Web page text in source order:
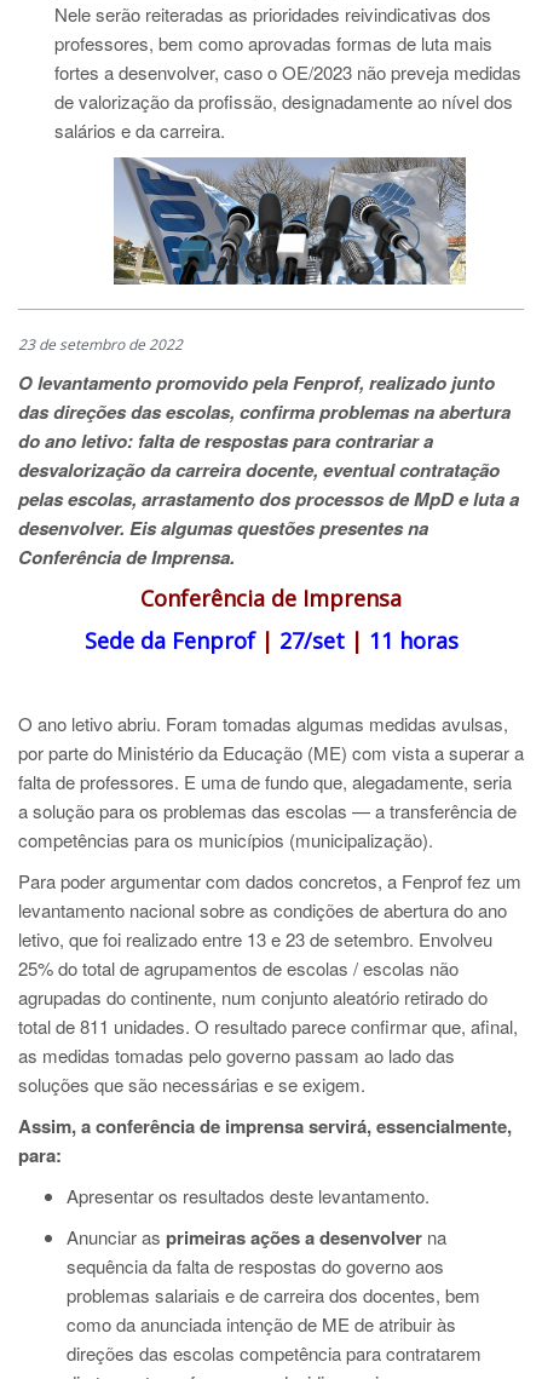
Nele serão reiteradas as prioridades reivindicativas dos
professores, bem como aprovadas formas de luta mais
fortes a desenvolver, caso o OE/2023 não preveja medidas
de valorização da profissão, designadamente ao nível dos
salários e da carreira.
23 de setembro de 2022
O levantamento promovido pela Fenprof, realizado junto
das direções das escolas, confirma problemas na abertura
do ano letivo: falta de respostas para contrariar a
desvalorização da carreira docente, eventual contratação
pelas escolas, arrastamento dos processos de MpD e luta a
desenvolver. Eis algumas questões presentes na
Conferência de Imprensa.
Conferência de Imprensa
Sede da Fenprof | 27/set| 11 horas
O ano letivo abriu. Foram tomadas algumas medidas avulsas,
por parte do Ministério da Educação (ME) com vista a superar a
falta de professores. E uma de fundo que, alegadamente, seria
a solução para os problemas das escolas — a transferência de
competências para os municípios (municipalização).
Para poder argumentar com dados concretos, a Fenprof fez um
levantamento nacional sobre as condições de abertura do ano
letivo, que foi realizado entre 13 e 23 de setembro. Envolveu
25% do total de agrupamentos de escolas / escolas não
agrupadas do continente, num conjunto aleatório retirado do
total de 811 unidades. O resultado parece confirmar que, afinal,
as medidas tomadas pelo governo passam ao lado das
soluções que são necessárias e se exigem.
Assim, a conferência de imprensa servirá, essencialmente,
para:
Apresentar os resultados deste levantamento.
Anunciar as primeiras ações a desenvolver na
sequência da falta de respostas do governo aos
problemas salariais e de carreira dos docentes, bem
como da anunciada intenção de ME de atribuir às
direções das escolas competência para contratarem